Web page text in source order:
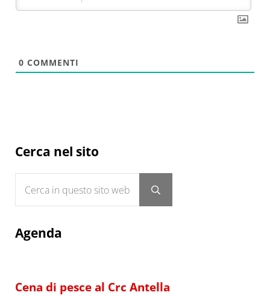
0 COMMENTI
Sidebar
Cerca nel sito
Submit search
Agenda
Cena di pesce al Crc Antella